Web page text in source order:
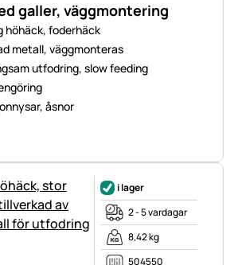
galler, väggmontering
höhäck, foderhäck
metall, väggmonteras
utfodring, slow feeding
åsnor
i lager
2 - 5 vardagar
8,42 kg
504550